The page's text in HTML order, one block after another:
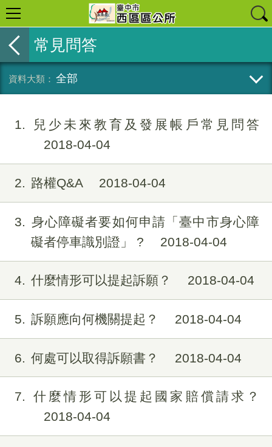
常見問答
全部
1
兒少未來教育及發展帳戶常見問答
2018-04-04
2 路權Q&A 2018-04-04
3
身心障礙者要如何申請「臺中市身心障
礙者停車識別證」 ?
2018-04-04
4 什麼情形可以提起訴願？ 2018-04-04
5 訴願應向何機關提起？ 2018-04-04
6 何處可以取得訴願書？ 2018-04-04
7
什麼情形可以提起國家賠償請求？
2018-04-04